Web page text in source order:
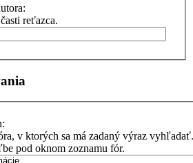
reťazca.
v ktorých sa má zadaný výraz
pod oknom zoznamu fór.